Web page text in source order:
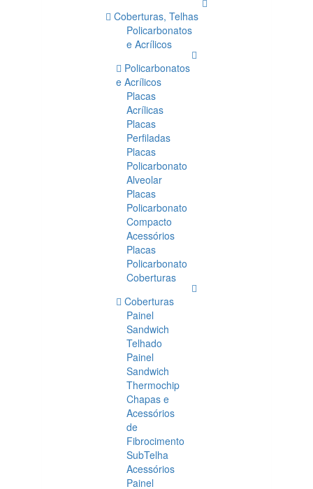
Coberturas, Telhas
Policarbonatos
e Acrílicos
Policarbonatos
e Acrílicos
Placas
Acrílicas
Placas
Perfiladas
Placas
Policarbonato
Alveolar
Placas
Policarbonato
Compacto
Acessórios
Placas
Policarbonato
Coberturas
Coberturas
Painel
Sandwich
Telhado
Painel
Sandwich
Thermochip
Chapas e
Acessórios
de
Fibrocimento
SubTelha
Acessórios
Painel